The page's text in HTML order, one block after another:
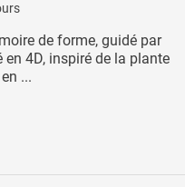
de forme, guidé par
4D, inspiré de la plante
...